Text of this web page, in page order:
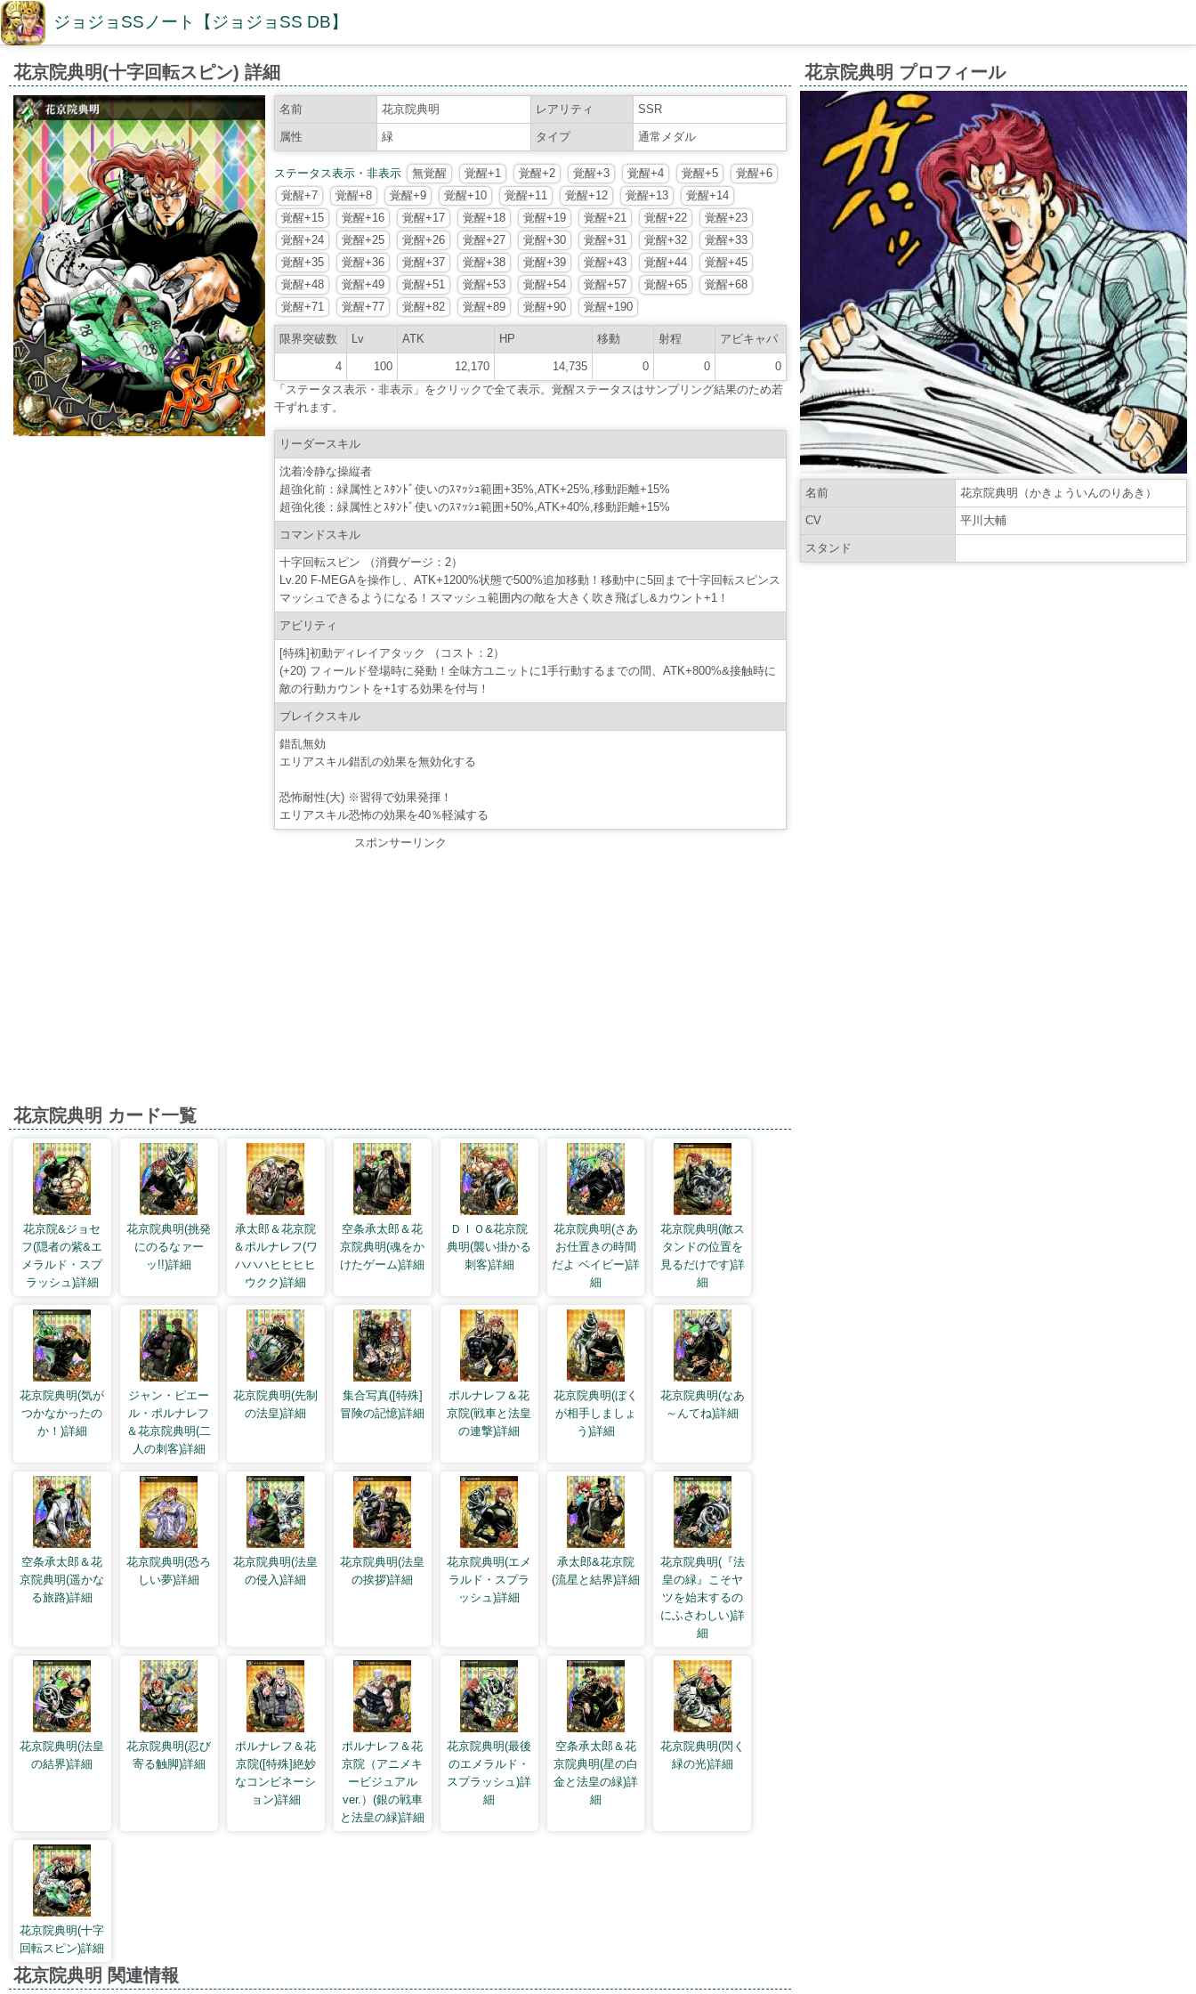
ジョジョSSノート【ジョジョSS DB】
花京院典明(十字回転スピン) 詳細
名前 花京院典明 レアリティ SSR
属性 緑 タイプ 通常メダル
ステータス表示・非表示 無覚醒 覚醒+1 覚醒+2 覚醒+3 覚醒+4 覚醒+5
覚醒+6
覚醒+7
覚醒+8 覚醒+9 覚醒+10 覚醒+11 覚醒+12 覚醒+13
覚醒+14
覚醒+15
覚醒+16 覚醒+17 覚醒+18 覚醒+19 覚醒+21 覚醒+22
覚醒+23
覚醒+24
覚醒+25 覚醒+26 覚醒+27 覚醒+30 覚醒+31 覚醒+32
覚醒+33
覚醒+35
覚醒+36 覚醒+37 覚醒+38 覚醒+39 覚醒+43 覚醒+44
覚醒+45
覚醒+48
覚醒+49 覚醒+51 覚醒+53 覚醒+54 覚醒+57 覚醒+65
覚醒+68
覚醒+71
覚醒+77 覚醒+82 覚醒+89 覚醒+90 覚醒+190
限界突破数 Lv ATK HP 移動 射程 アビキャパ
4 100 12,170 14,735 0 0
0
「ステータス表示・非表示」をクリックで全て表示。覚醒ステータスはサンプリング結果のため若
干ずれます。
リーダースキル
沈着冷静な操縦者
超強化前：緑属性とｽﾀﾝﾄﾞ使いのｽﾏｯｼｭ範囲+35%,ATK+25%,移動距離+15%
超強化後：緑属性とｽﾀﾝﾄﾞ使いのｽﾏｯｼｭ範囲+50%,ATK+40%,移動距離+15%
コマンドスキル
十字回転スピン （消費ゲージ：2）
Lv.20 F-MEGAを操作し、ATK+1200%状態で500%追加移動！移動中に5回まで十字回転スピンス
マッシュできるようになる！スマッシュ範囲内の敵を大きく吹き飛ばし&カウント+1！
アビリティ
[特殊]初動ディレイアタック （コスト：2）
(+20) フィールド登場時に発動！全味方ユニットに1手行動するまでの間、ATK+800%&接触時に
敵の行動カウントを+1する効果を付与！
ブレイクスキル
錯乱無効
エリアスキル錯乱の効果を無効化する
恐怖耐性(大) ※習得で効果発揮！
エリアスキル恐怖の効果を40％軽減する
スポンサーリンク
花京院典明 カード一覧
花京院&ジョセ
フ(隠者の紫&エ
メラルド・スプ
ラッシュ)詳細
花京院典明(挑発
にのるなァー
ッ!!)詳細
承太郎＆花京院
＆ポルナレフ(ワ
ハハハヒヒヒヒ
ウクク)詳細
空条承太郎＆花
京院典明(魂をか
けたゲーム)詳細
ＤＩＯ&花京院
典明(襲い掛かる
刺客)詳細
花京院典明(さあ
お仕置きの時間
だよ ベイビー)詳
細
花京院典明(敵ス
タンドの位置を
見るだけです)詳
細
花京院典明(気が
つかなかったの
か！)詳細
ジャン・ピエー
ル・ポルナレフ
＆花京院典明(二
人の刺客)詳細
花京院典明(先制
の法皇)詳細
集合写真([特殊]
冒険の記憶)詳細
ポルナレフ＆花
京院(戦車と法皇
の連撃)詳細
花京院典明(ぼく
が相手しましょ
う)詳細
花京院典明(なあ
～んてね)詳細
空条承太郎＆花
京院典明(遥かな
る旅路)詳細
花京院典明(恐ろ
しい夢)詳細
花京院典明(法皇
の侵入)詳細
花京院典明(法皇
の挨拶)詳細
花京院典明(エメ
ラルド・スプラ
ッシュ)詳細
承太郎&花京院
(流星と結界)詳細
花京院典明(『法
皇の緑』こそヤ
ツを始末するの
にふさわしい)詳
細
花京院典明(法皇
の結界)詳細
花京院典明(忍び
寄る触脚)詳細
ポルナレフ＆花
京院([特殊]絶妙
なコンビネーシ
ョン)詳細
ポルナレフ＆花
京院（アニメキ
ービジュアル
ver.）(銀の戦車
と法皇の緑)詳細
花京院典明(最後
のエメラルド・
スプラッシュ)詳
細
空条承太郎＆花
京院典明(星の白
金と法皇の緑)詳
細
花京院典明(閃く
緑の光)詳細
花京院典明(十字
回転スピン)詳細
花京院典明 関連情報
花京院典明 プロフィール
名前 花京院典明（かきょういんのりあき）
CV 平川大輔
スタンド